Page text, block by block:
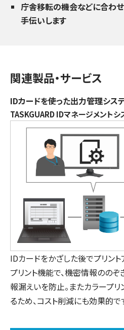
庁舎移転の機会などに合わ
手伝いします
関連製品・サービス
IDカードを使った出力管理シス
TASKGUARD IDマネージメントシ
IDカードをかざした後でプリン
プリント機能で、機密情報のの
報漏えいを防止。またカラープ
るため、コスト削減にも効果的で